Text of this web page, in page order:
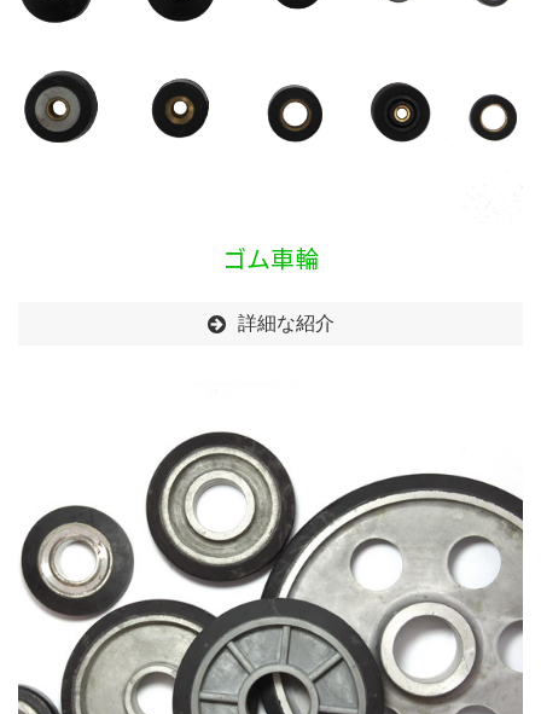
ゴム車輪
詳細な紹介